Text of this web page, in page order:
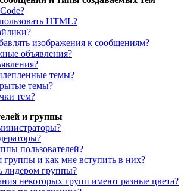
HTML?
изображения к сообщениям?
объявления?
темы?
темы?
тем?
и группы
пользователей?
группы и как мне вступить в них?
лидером группы?
некоторых групп имеют разные цвета?